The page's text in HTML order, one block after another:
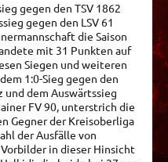
gegen den TSV 1862
gegen den LSV 61
die Saison
mit 31 Punkten auf
Siegen und weiteren
1:0-Sieg gegen den
und dem Auswärtssieg
FV 90, unterstrich die
Gegner der Kreisoberliga
der Ausfälle von
in dieser Hinsicht